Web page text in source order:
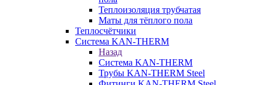
Теплоизоляция трубчатая
Маты для тёплого пола
Теплосчётчики
Система KAN-THERM
Назад
Система KAN-THERM
Трубы KAN-THERM Steel